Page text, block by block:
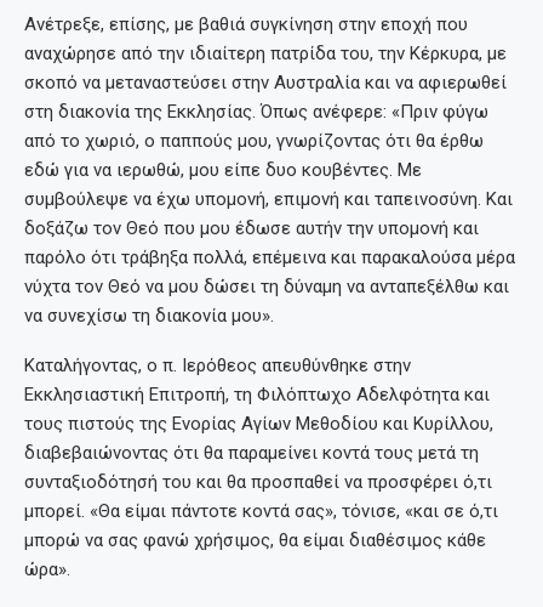
Ανέτρεξε, επίσης, με βαθιά συγκίνηση στην εποχή που
αναχώρησε από την ιδιαίτερη πατρίδα του, την Κέρκυρα, με
σκοπό να μεταναστεύσει στην Αυστραλία και να αφιερωθεί
στη διακονία της Εκκλησίας. Όπως ανέφερε: «Πριν φύγω
από το χωριό, ο παππούς μου, γνωρίζοντας ότι θα έρθω
εδώ για να ιερωθώ, μου είπε δυο κουβέντες. Με
συμβούλεψε να έχω υπομονή, επιμονή και ταπεινοσύνη. Και
δοξάζω τον Θεό που μου έδωσε αυτήν την υπομονή και
παρόλο ότι τράβηξα πολλά, επέμεινα και παρακαλούσα μέρα
νύχτα τον Θεό να μου δώσει τη δύναμη να ανταπεξέλθω και
να συνεχίσω τη διακονία μου».
Καταλήγοντας, ο π. Ιερόθεος απευθύνθηκε στην
Εκκλησιαστική Επιτροπή, τη Φιλόπτωχο Αδελφότητα και
τους πιστούς της Ενορίας Αγίων Μεθοδίου και Κυρίλλου,
διαβεβαιώνοντας ότι θα παραμείνει κοντά τους μετά τη
συνταξιοδότησή του και θα προσπαθεί να προσφέρει ό,τι
μπορεί. «Θα είμαι πάντοτε κοντά σας», τόνισε, «και σε ό,τι
μπορώ να σας φανώ χρήσιμος, θα είμαι διαθέσιμος κάθε
ώρα».